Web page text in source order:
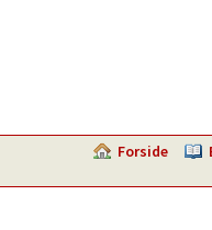
Forside